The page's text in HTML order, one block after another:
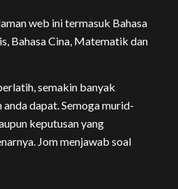
web ini termasuk Bahasa
Bahasa Cina, Matematik dan
semakin banyak
dapat. Semoga murid-
keputusan yang
Jom menjawab soal